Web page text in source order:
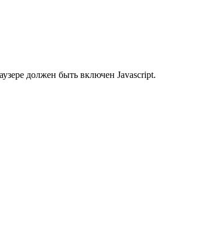
должен быть включен Javascript.